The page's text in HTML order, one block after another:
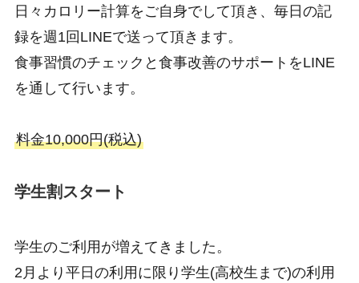
日々カロリー計算をご自身でして頂き、毎日の記
録を週1回LINEで送って頂きます。
食事習慣のチェックと食事改善のサポートをLINE
を通して行います。
料金10,000円(税込)
学生割スタート
学生のご利用が増えてきました。
2月より平日の利用に限り学生(高校生まで)の利用